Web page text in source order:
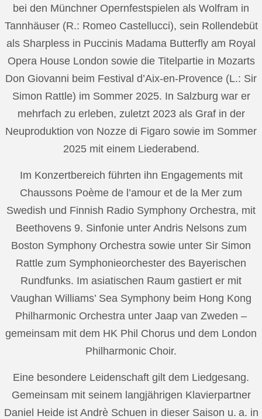
bei den Münchner Opernfestspielen als Wolfram in
Tannhäuser (R.: Romeo Castellucci), sein Rollendebüt
als Sharpless in Puccinis Madama Butterfly am Royal
Opera House London sowie die Titelpartie in Mozarts
Don Giovanni beim Festival d’Aix-en-Provence (L.: Sir
Simon Rattle) im Sommer 2025. In Salzburg war er
mehrfach zu erleben, zuletzt 2023 als Graf in der
Neuproduktion von Nozze di Figaro sowie im Sommer
2025 mit einem Liederabend.
Im Konzertbereich führten ihn Engagements mit
Chaussons Poème de l’amour et de la Mer zum
Swedish und Finnish Radio Symphony Orchestra, mit
Beethovens 9. Sinfonie unter Andris Nelsons zum
Boston Symphony Orchestra sowie unter Sir Simon
Rattle zum Symphonieorchester des Bayerischen
Rundfunks. Im asiatischen Raum gastiert er mit
Vaughan Williams’ Sea Symphony beim Hong Kong
Philharmonic Orchestra unter Jaap van Zweden –
gemeinsam mit dem HK Phil Chorus und dem London
Philharmonic Choir.
Eine besondere Leidenschaft gilt dem Liedgesang.
Gemeinsam mit seinem langjährigen Klavierpartner
Daniel Heide ist Andrè Schuen in dieser Saison u. a. in